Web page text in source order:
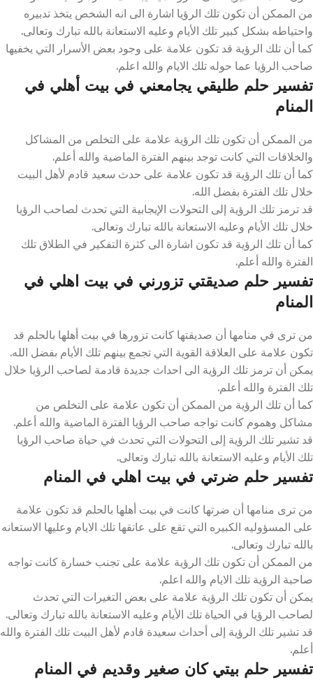
من الممكن أن تكون تلك الرؤيا اشارة الى انه الشخص يتخذ تدبيره
واحتياطه بشكل كبير تلك الأيام وعليه الاستعانة بالله تبارك وتعالى.
كما أن تلك الرؤية قد تكون علامة على وجود بعض الأسرار التي يخفيها
صاحب الرؤيا عما حوله تلك الايام والله اعلم.
تفسير حلم طليقي يجامعني في بيت أهلي في
المنام
من الممكن أن تكون تلك الرؤية علامة على التخلص من المشاكل
والخلافات التي كانت توجد بينهم الفترة الماضية والله أعلم.
كما أن تلك الرؤية قد تكون علامة على حدث سعيد قادم لأهل البيت
خلال تلك الفترة بفضل الله.
قد ترمز تلك الرؤية إلى التحولات الإيجابية التي تحدث لصاحب الرؤيا
خلال تلك الأيام وعليه الاستعانة بالله تبارك وتعالى.
كما أن تلك الرؤية قد تكون اشارة الى كثرة التفكير في الطلاق تلك
الفترة والله أعلم.
تفسير حلم صديقتي تزورني في بيت اهلي في
المنام
من ترى في منامها أن صديقتها كانت تزورها في بيت أهلها بالحلم قد
تكون علامة على العلاقة القوية التي تجمع بينهم تلك الأيام بفضل الله.
يمكن أن ترمز تلك الرؤية الى احداث جديدة قادمة لصاحب الرؤيا خلال
تلك الفترة والله أعلم.
كما أن تلك الرؤية من الممكن أن تكون علامة على التخلص من
مشاكل وهموم كانت تواجه صاحب الرؤيا الفترة الماضية والله أعلم.
قد تشير تلك الرؤية إلى التحولات التي تحدث في حياة صاحب الرؤيا
تلك الأيام وعليه الاستعانة بالله تبارك وتعالى.
تفسير حلم ضرتي في بيت اهلي في المنام
من ترى منامها أن ضرتها كانت في بيت أهلها بالحلم قد تكون علامة
على المسؤوليه الكبيره التي تقع على عاتقها تلك الايام وعليها الاستعانه
بالله تبارك وتعالى.
من الممكن أن تكون تلك الرؤية علامة على تجنب خسارة كانت تواجه
صاحبة الرؤية تلك الايام والله اعلم.
يمكن أن تكون تلك الرؤية علامة على بعض التغيرات التي تحدث
لصاحب الرؤيا في الحياة تلك الأيام وعليه الاستعانة بالله تبارك وتعالى.
قد تشير تلك الرؤية إلى أحداث سعيدة قادم لأهل البيت تلك الفترة والله
أعلم.
تفسير حلم بيتي كان صغير وقديم في المنام